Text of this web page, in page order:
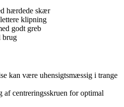
hærdede skær
klipning
godt greb
brug
kan være uhensigtsmæssig i trange
centreringsskruen for optimal